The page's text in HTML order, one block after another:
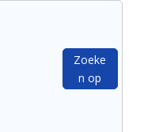
Zoeke
n op